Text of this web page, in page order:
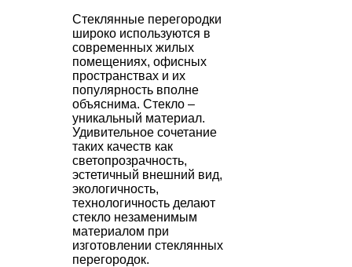
Стеклянные перегородки
широко используются в
современных жилых
помещениях, офисных
пространствах и их
популярность вполне
объяснима. Стекло –
уникальный материал.
Удивительное сочетание
таких качеств как
светопрозрачность,
эстетичный внешний вид,
экологичность,
технологичность делают
стекло незаменимым
материалом при
изготовлении стеклянных
перегородок.